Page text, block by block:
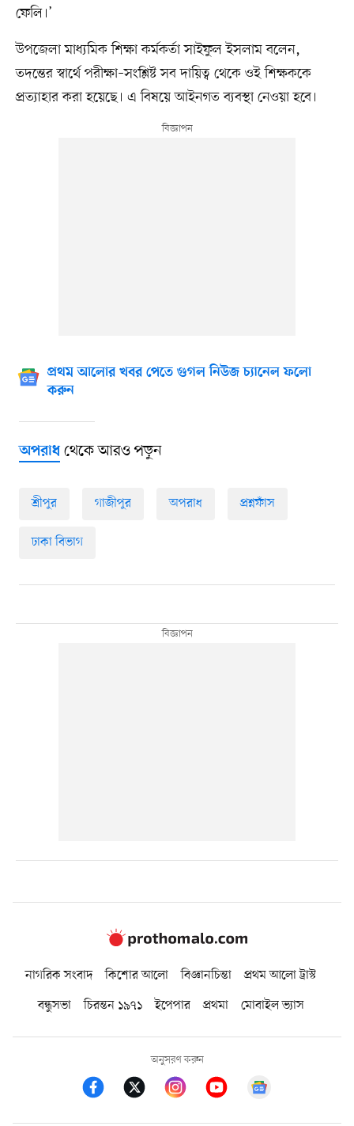
ফেলি।’
উপজেলা মাধ্যমিক শিক্ষা কর্মকর্তা সাইফুল ইসলাম বলেন,
তদন্তের স্বার্থে পরীক্ষা–সংশ্লিষ্ট সব দায়িত্ব থেকে ওই শিক্ষককে
প্রত্যাহার করা হয়েছে। এ বিষয়ে আইনগত ব্যবস্থা নেওয়া হবে।
প্রথম আলোর খবর পেতে গুগল নিউজ চ্যানেল ফলো
করুন
অপরাধথেকে আরও পড়ুন
শ্রীপুর গাজীপুর অপরাধ প্রশ্নফাঁস
ঢাকা বিভাগ
নাগরিক সংবাদ কিশোর আলো বিজ্ঞানচিন্তা
প্রথম আলো ট্রাস্ট
বন্ধুসভা
চিরন্তন ১৯৭১ ইপেপার প্রথমা মোবাইল ভ্যাস
অনুসরণ করুন